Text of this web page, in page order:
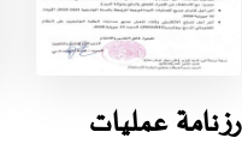
رزنامة عمليات